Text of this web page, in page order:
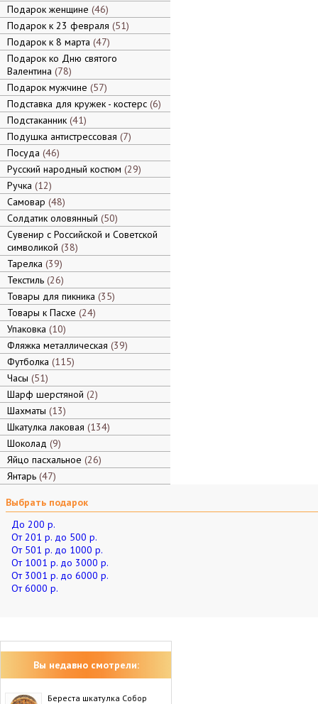
Подарок женщине 46
Подарок к 23 февраля 51
Подарок к 8 марта 47
Подарок ко Дню святого
Валентина 78
Подарок мужчине 57
Подставка для кружек - костерс 6
Подстаканник 41
Подушка антистрессовая 7
Посуда 46
Русский народный костюм 29
Ручка 12
Самовар 48
Солдатик оловянный 50
Сувенир с Российской и Советской
символикой 38
Тарелка 39
Текстиль 26
Товары для пикника 35
Товары к Пасхе 24
Упаковка 10
Фляжка металлическая 39
Футболка 115
Часы 51
Шарф шерстяной 2
Шахматы 13
Шкатулка лаковая 134
Шоколад 9
Яйцо пасхальное 26
Янтарь 47
Выбрать подарок
До 200 р.
От 201 р. до 500 р.
От 501 р. до 1000 р.
От 1001 р. до 3000 р.
От 3001 р. до 6000 р.
От 6000 р.
Вы недавно смотрели:
Береста шкатулка Собор